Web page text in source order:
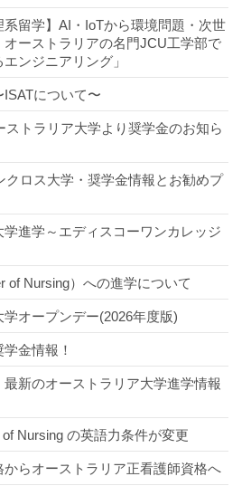
系留学】AI・IoTから環境問題・次世
ーストラリアの名門JCU工学部で
ンジニアリング」
について〜
ストラリア大学より奨学金のお知ら
クロス大学・奨学金情報とお勧めプ
進学～エディスコーワンカレッジ
of Nursing）への進学について
オープンデー(2026年度版)
金情報！
最新のオーストラリア大学進学情報
Nursing の英語力条件が変更
からオーストラリア正看護師資格へ